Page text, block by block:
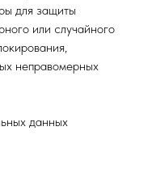
для защиты
или случайного
неправомерных
данных